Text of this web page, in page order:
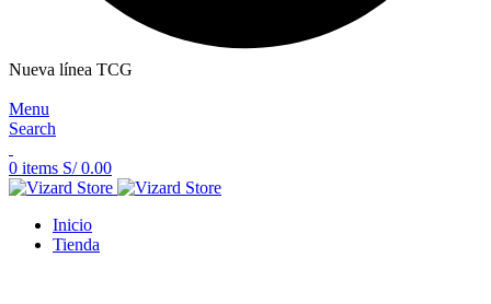
Nueva línea TCG
Menu
Search
0 items S/0.00
Inicio
Tienda